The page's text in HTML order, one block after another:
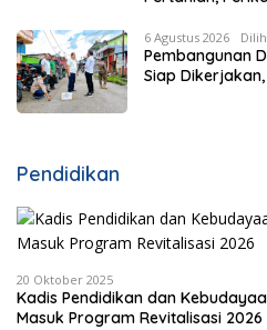
6 Agustus 2026
Pembangunan
Siap
Pendidikan
20 Oktober 2025
Kadis Pendidikan dan
Masuk Program Revitalisasi 2026